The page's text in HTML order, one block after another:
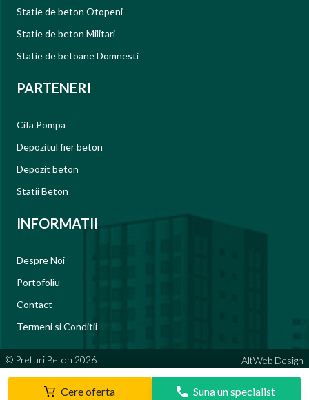
Cere oferta Suna un specialist
Statie de beton Otopeni
Statie de beton Militari
Statie de betoane Domnesti
PARTENERI
Cifa Pompa
Depozitul fier beton
Depozit beton
Statii Beton
INFORMATII
Despre Noi
Portofoliu
Contact
Termeni si Conditii
© Preturi Beton 2026 AltWeb Design